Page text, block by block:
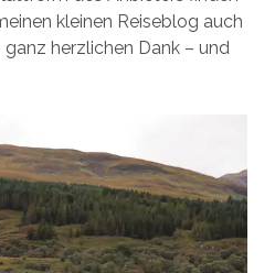
kleinen Reiseblog auch
herzlichen Dank – und